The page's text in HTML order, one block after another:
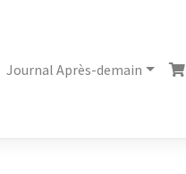
Journal Après-demain